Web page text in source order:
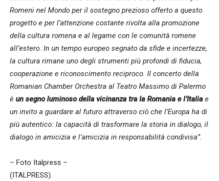
Romeni nel Mondo per il sostegno prezioso offerto a questo
progetto e per l’attenzione costante rivolta alla promozione
della cultura romena e al legame con le comunità romene
all’estero. In un tempo europeo segnato da sfide e incertezze,
la cultura rimane uno degli strumenti più profondi di fiducia,
cooperazione e riconoscimento reciproco. Il concerto della
Romanian Chamber Orchestra al Teatro Massimo di Palermo
è un segno luminoso della vicinanza tra la Romania e l’Italia e
un invito a guardare al futuro attraverso ciò che l’Europa ha di
più autentico: la capacità di trasformare la storia in dialogo, il
dialogo in amicizia e l’amicizia in responsabilità condivisa”.
– Foto Italpress –
(ITALPRESS).